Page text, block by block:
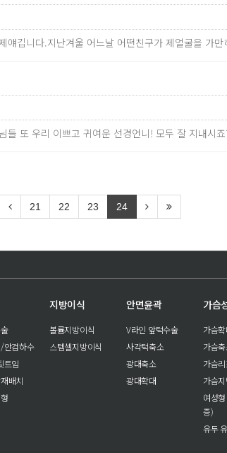
깁니다.지난겨울 어느날 어떤친구가 제얼굴을 가
또 우리 이쁘고 귀여운 선경언니! 모두 잘 지내시
21 22 23 24
안검하수
트임
배치
지방이식
볼륨지방이식
스템셀지방이식
안면윤곽
V라인 앞턱수술
사각턱축소
광대축소
광대확대
가슴
가슴
가슴
가슴
가슴
여성
증)
유두